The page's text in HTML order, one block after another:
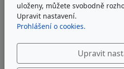
ARGO-HYTOS S2.1217-
Sítová filtrační vložka Argo-
uloženy, můžete svobodně
Upravit nastavení.
Prohlášení o cookies.
Upravit